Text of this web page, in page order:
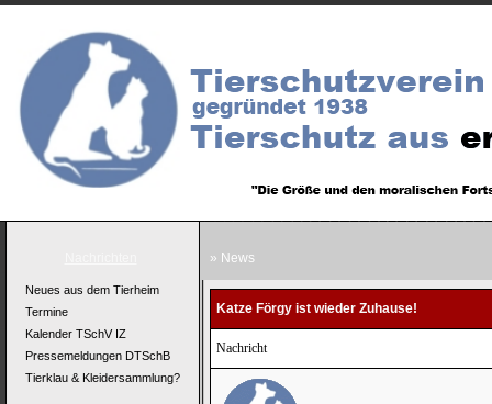
Neues aus dem Tierheim
Termine
Kalender TSchV IZ
Pressemeldungen DTSchB
Tierklau & Kleidersammlung?
» News
Katze Förgy ist wieder Zuhause!
Nachricht